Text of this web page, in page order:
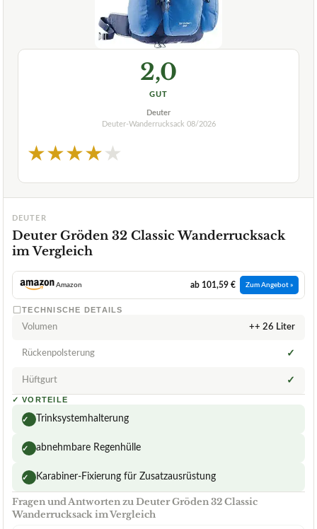
2,0
GUT
Deuter
Deuter-Wanderrucksack 08/2026
★★★★★
DEUTER
Deuter Gröden 32 Classic Wanderrucksack
im Vergleich
Amazon ab 101,59 € Zum Angebot »
TECHNISCHE DETAILS
Volumen ++ 26 Liter
Rückenpolsterung ✓
Hüftgurt ✓
✓ VORTEILE
✓ Trinksystemhalterung
✓ abnehmbare Regenhülle
✓ Karabiner-Fixierung für Zusatzausrüstung
Fragen und Antworten zu Deuter Gröden 32 Classic
Wanderrucksack im Vergleich